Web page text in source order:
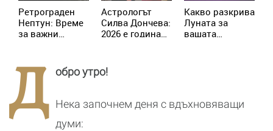
Ретрограден
Нептун: Време
за важни
Астрологът
Силва Дончева:
2026 е година
отключват
новата
Kакво разкрива
Луната за
вашата
Д обро утро!
Нека започнем деня с вдъхновяващи
думи: